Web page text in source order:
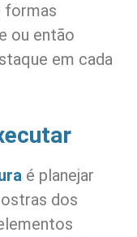
formas
ou então
em cada
é planejar
dos